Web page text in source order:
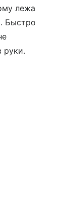
лежа
Быстро
руки.